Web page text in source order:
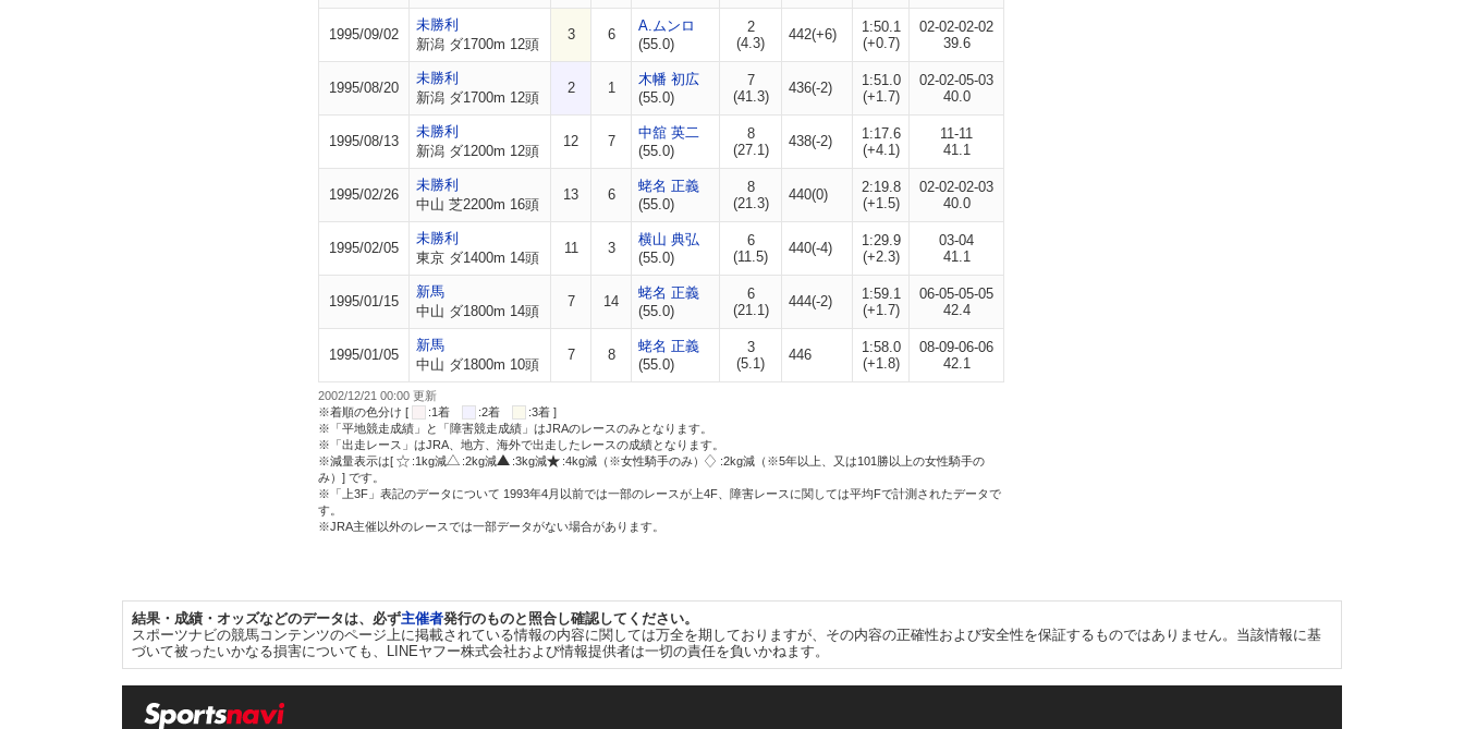
1995/09/02
未勝利
新潟 ダ1700m 12頭
3 6
A.ムンロ
(55.0)
2
(4.3)
442(+6)
1:50.1
(+0.7)
02-02-02-02
39.6
1995/08/20
未勝利
新潟 ダ1700m 12頭
2 1
木幡 初広
(55.0)
7
(41.3)
436(-2)
1:51.0
(+1.7)
02-02-05-03
40.0
1995/08/13
未勝利
新潟 ダ1200m 12頭
12 7
中舘 英二
(55.0)
8
(27.1)
438(-2)
1:17.6
(+4.1)
11-11
41.1
1995/02/26
未勝利
中山 芝2200m 16頭
13 6
蛯名 正義
(55.0)
8
(21.3)
440(0)
2:19.8
(+1.5)
02-02-02-03
40.0
1995/02/05
未勝利
東京 ダ1400m 14頭
11 3
横山 典弘
(55.0)
6
(11.5)
440(-4)
1:29.9
(+2.3)
03-04
41.1
1995/01/15
新馬
中山 ダ1800m 14頭
7 14
蛯名 正義
(55.0)
6
(21.1)
444(-2)
1:59.1
(+1.7)
06-05-05-05
42.4
1995/01/05
新馬
中山 ダ1800m 10頭
7 8
蛯名 正義
(55.0)
3
(5.1)
446
1:58.0
(+1.8)
08-09-06-06
42.1
2002/12/21 00:00 更新
※着順の色分け [
:1着 :2着
:3着 ]
※「平地競走成績」と「障害競走成績」はJRAのレースのみとなります。
※「出走レース」はJRA、地方、海外で出走したレースの成績となります。
※減量表示は[
:1kg減 :2kg減 :3kg減 :4kg減（※女性騎手のみ）
:2kg減（※5年以上、又は101勝以上の女性騎手の
み）] です。
※「上3F」表記のデータについて 1993年4月以前では一部のレースが上4F、障害レースに関しては平均Fで計測されたデータで
す。
※JRA主催以外のレースでは一部データがない場合があります。
結果・成績・オッズなどのデータは、必ず主催者発行のものと照合し確認してください。
スポーツナビの競馬コンテンツのページ上に掲載されている情報の内容に関しては万全を期しておりますが、その内容の正確性および安全性を保証するものではありません。当該情報に基
づいて被ったいかなる損害についても、LINEヤフー株式会社および情報提供者は一切の責任を負いかねます。